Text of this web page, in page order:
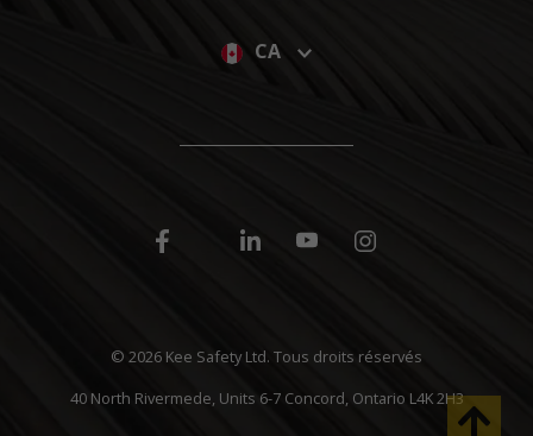
CA
© 2026 Kee Safety Ltd. Tous droits réservés
40 North Rivermede, Units 6-7 Concord, Ontario L4K 2H3